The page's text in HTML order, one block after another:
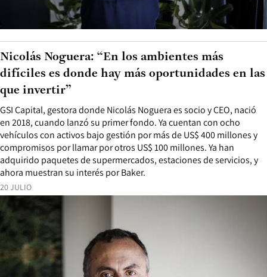
20 JULIO
GSI Capital, gestora donde Nicolás Noguera es socio y CEO, nació
en 2018, cuando lanzó su primer fondo. Ya cuentan con ocho
vehículos con activos bajo gestión por más de US$ 400 millones y
compromisos por llamar por otros US$ 100 millones. Ya han
adquirido paquetes de supermercados, estaciones de servicios, y
ahora muestran su interés por Baker.
Nicolás Noguera: “En los ambientes más
difíciles es donde hay más oportunidades en las
que invertir”